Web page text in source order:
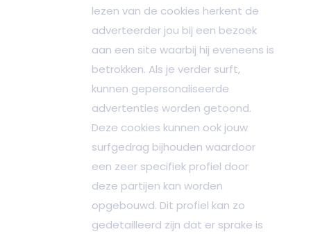
lezen van de cookies herkent de
adverteerder jou bij een bezoek
aan een site waarbij hij eveneens is
betrokken. Als je verder surft,
kunnen gepersonaliseerde
advertenties worden getoond.
Deze cookies kunnen ook jouw
surfgedrag bijhouden waardoor
een zeer specifiek profiel door
deze partijen kan worden
opgebouwd. Dit profiel kan zo
gedetailleerd zijn dat er sprake is